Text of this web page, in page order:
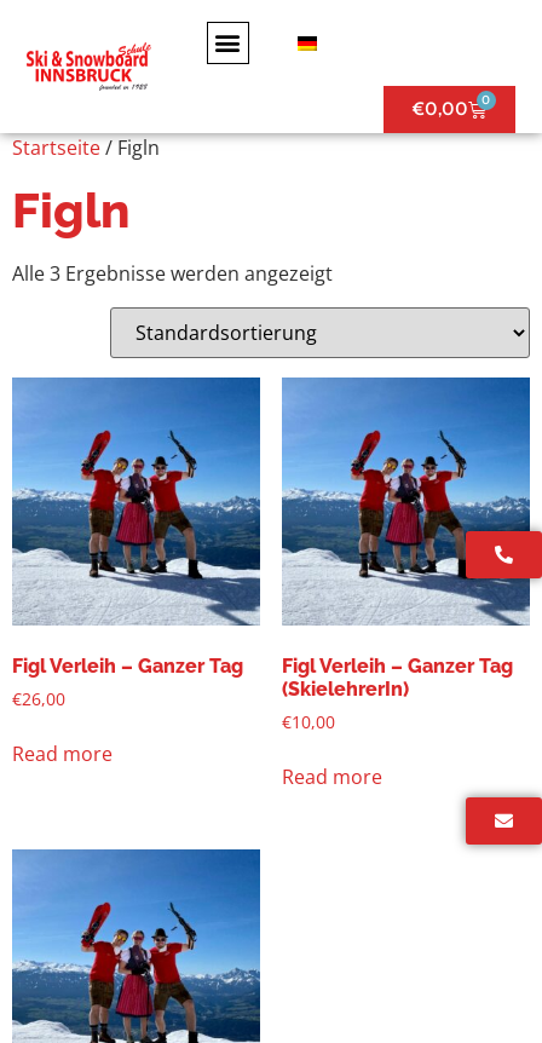
€0,00 0
Startseite/ Figln
Figln
Alle 3 Ergebnisse werden angezeigt
Figl Verleih – Ganzer Tag
€26,00
Read more
Figl Verleih – Ganzer Tag
(SkielehrerIn)
€10,00
Read more